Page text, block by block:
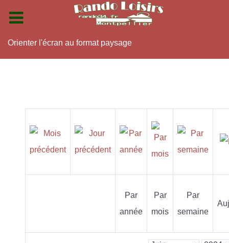
Orienter l'écran au format paysage
Par
année
Par
mois
Par
semaine